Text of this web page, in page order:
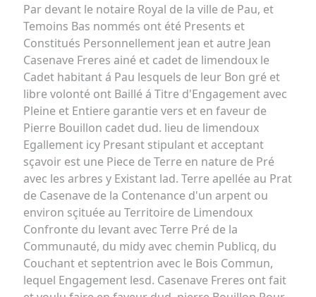
Par devant le notaire Royal de la ville de Pau, et
Temoins Bas nommés ont été Presents et
Constitués Personnellement jean et autre Jean
Casenave Freres ainé et cadet de limendoux le
Cadet habitant á Pau lesquels de leur Bon gré et
libre volonté ont Baillé á Titre d'Engagement avec
Pleine et Entiere garantie vers et en faveur de
Pierre Bouillon cadet dud. lieu de limendoux
Egallement icy Presant stipulant et acceptant
sçavoir est une Piece de Terre en nature de Pré
avec les arbres y Existant lad. Terre apellée au Prat
de Casenave de la Contenance d'un arpent ou
environ sçituée au Territoire de Limendoux
Confronte du levant avec Terre Pré de la
Communauté, du midy avec chemin Publicq, du
Couchant et septentrion avec le Bois Commun,
lequel Engagement lesd. Casenave Freres ont fait